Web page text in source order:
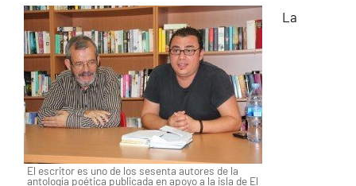
El escritor es uno de los sesenta autores de la
antología poética publicada en apoyo a la isla de El
La